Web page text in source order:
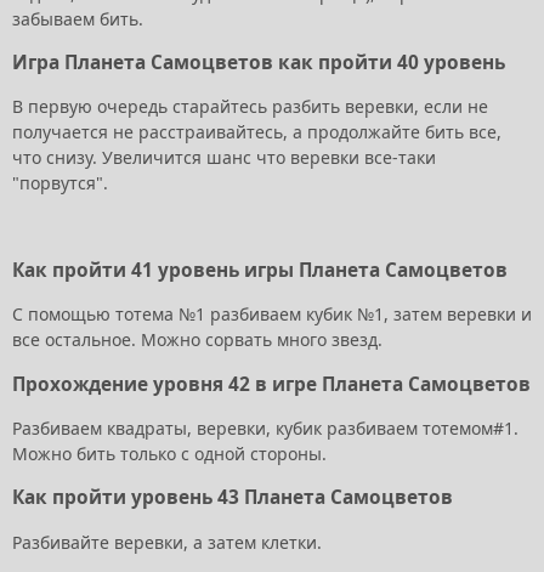
забываем бить.
Игра Планета Самоцветов как пройти 40 уровень
В первую очередь старайтесь разбить веревки, если не
получается не расстраивайтесь, а продолжайте бить все,
что снизу. Увеличится шанс что веревки все-таки
"порвутся".
Как пройти 41 уровень игры Планета Самоцветов
С помощью тотема №1 разбиваем кубик №1, затем веревки и
все остальное. Можно сорвать много звезд.
Прохождение уровня 42 в игре Планета Самоцветов
Разбиваем квадраты, веревки, кубик разбиваем тотемом#1.
Можно бить только с одной стороны.
Как пройти уровень 43 Планета Самоцветов
Разбивайте веревки, а затем клетки.